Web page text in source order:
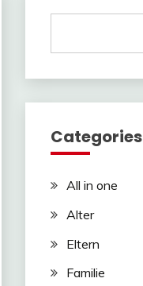
Categories
All in one
Alter
Eltern
Familie